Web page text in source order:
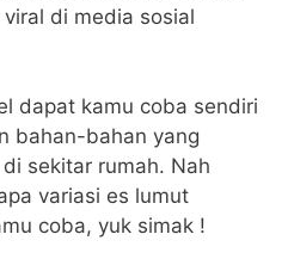
di media sosial
dapat kamu coba sendiri
bahan-bahan yang
sekitar rumah. Nah
variasi es lumut
coba, yuk simak !